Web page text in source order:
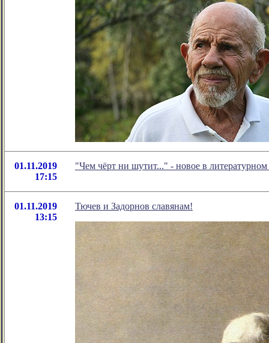
01.11.2019
17:15
"Чем чёрт ни шутит..." - новое в
01.11.2019
13:15
Тючев и Задорнов славянам!